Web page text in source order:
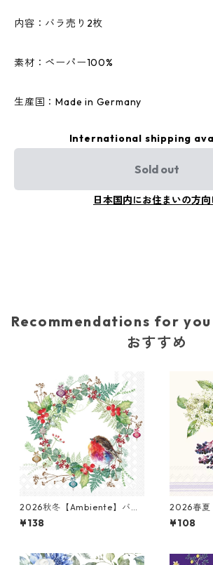
内容：バラ売り2枚
素材：ペーパー100%
生産国：Made in Germany
International shipping
Sold out
日本国内にお住まいの方向
Recommendations for you
おすすめ
2026秋冬【Ambiente】バラ
売り2枚 ランチサイズ ペーパ
ーナプキン Robins Wreath ホ
¥138
2026春夏
カクテル
キン
¥108